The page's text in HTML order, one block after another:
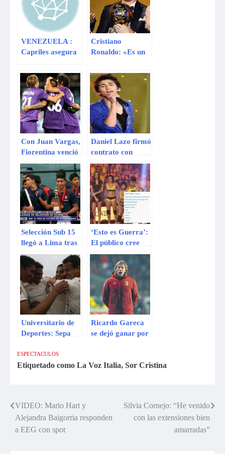
VENEZUELA :
Capriles asegura
60% de los votos
en nuevas
elecciones
Cristiano
Ronaldo: «Es un
Balón de Oro»
Con Juan Vargas,
Fiorentina venció
2-1 al Siena y ya
es semifinalista de
la Copa Italia
[VIDEO]
Daniel Lazo firmó
contrato con
Universal Music
tras ganar “La
Voz Perú”
Selección Sub 15
llegó a Lima tras
ganar título
Sudamericano
‘Esto es Guerra’:
El público cree
que la producción
maneja los votos
Universitario de
Deportes: Sepa
«declas» de los
jugadores cremas
Ricardo Gareca
se dejó ganar por
lágrimas tras el
ESPECTACULOS
Etiquetado como La Voz Italia, Sor Cristina
Navegación
de
VIDEO: Mario Hart y
Alejandra Baigorria responden
a EEG con spot
Silvia Cornejo: “He venido
con las extensiones bien
amarradas”